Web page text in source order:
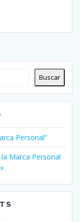
Buscar
Personal”
Marca Personal